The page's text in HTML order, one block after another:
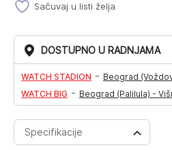
Sačuvaj u listi želja
DOSTUPNO U RADNJAMA
WATCH STADION - Beograd
WATCH BIG - Beograd (Palilula) -
Specifikacije